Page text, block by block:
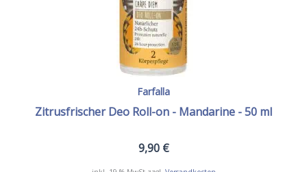
Farfalla
Zitrusfrischer Deo Roll-on - Mandarine - 50 ml
9,90 €